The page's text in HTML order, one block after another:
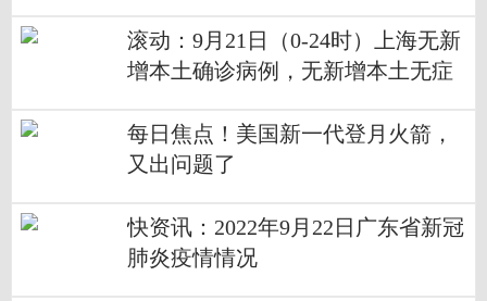
滚动：9月21日（0-24时）上海无新
增本土确诊病例，无新增本土无症
每日焦点！美国新一代登月火箭，
又出问题了
快资讯：2022年9月22日广东省新冠
肺炎疫情情况